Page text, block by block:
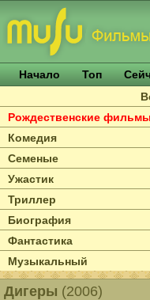
Начало Топ
Рождественские фильмы
Комедия
Семеные
Ужастик
Триллер
Биография
Фантастика
Музыкальный
Дигеры (2006)